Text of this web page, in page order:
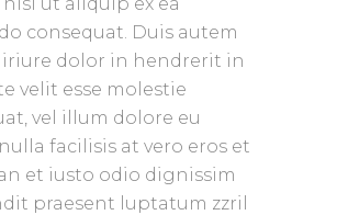
consequat. Duis autem
iriure dolor in hendrerit in
velit esse molestie
vel illum dolore eu
facilisis at vero eros et
et iusto odio dignissim
praesent luptatum zzril